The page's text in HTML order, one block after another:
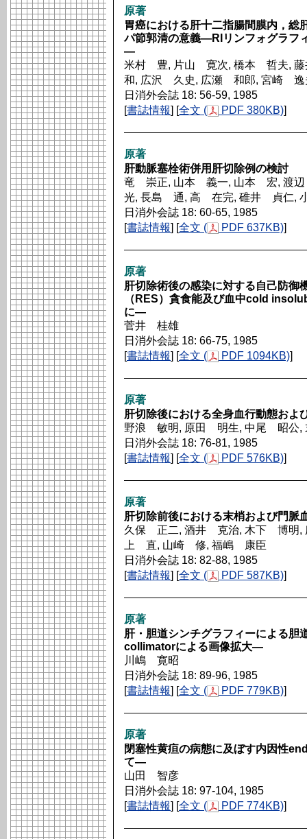
原著
胃癌における肝十二指腸間膜内，総
パ節郭清の意義―RIリンフォグラフ
―
米村 豊, 片山 寛次, 橋本 哲夫,
和, 広沢 久史, 広瀬 和郎, 宮崎
日消外会誌 18: 56-59, 1985
[書誌情報] [全文 ( PDF 380KB)]
原著
肝動脈塞栓術併用肝切除例の検討
竜 崇正, 山本 義一, 山本 宏, 渡
光, 長島 通, 高 在完, 碓井 貞仁,
日消外会誌 18: 60-65, 1985
[書誌情報] [全文 ( PDF 637KB)]
原著
肝切除術後の感染に対する自己防
（RES）貪食能及び血中cold
に―
菅井 桂雄
日消外会誌 18: 66-75, 1985
[書誌情報] [全文 ( PDF 1094KB)]
原著
肝切除後における全身血行動態およ
野浪 敏明, 原田 明生, 中尾 昭公
日消外会誌 18: 76-81, 1985
[書誌情報] [全文 ( PDF 576KB)]
原著
肝切除前後における末梢および門脈
久保 正二, 酒井 克治, 木下 博明
上 直, 山崎 修, 福嶋 康臣
日消外会誌 18: 82-88, 1985
[書誌情報] [全文 ( PDF 587KB)]
原著
肝・胆道シンチグラフィーによる
collimatorによる画像拡大―
川嶋 寛昭
日消外会誌 18: 89-96, 1985
[書誌情報] [全文 ( PDF 779KB)]
原著
閉塞性黄疸の病態に及ぼす内因性
て―
山田 智彦
日消外会誌 18: 97-104, 1985
[書誌情報] [全文 ( PDF 774KB)]